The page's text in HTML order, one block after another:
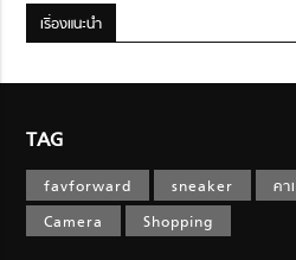
เรื่องแนะนำ
TAG
favforward sneaker คา
Camera
Shopping